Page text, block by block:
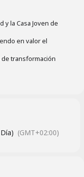
y la Casa Joven de
en valor el
transformación
(GMT+02:00)